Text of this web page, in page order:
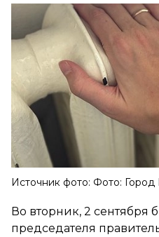
Источник фото: Фото: Город
Во вторник, 2 сентября
председателя